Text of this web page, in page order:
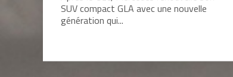
SUV compact GLA avec une nouvelle
génération qui...